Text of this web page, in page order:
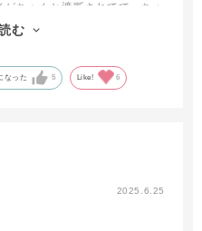
ちゃんと遮断されてて、ちゃ
なく暑さも対策できるんだと
む
なった 5 Like! 6
2025.6.25